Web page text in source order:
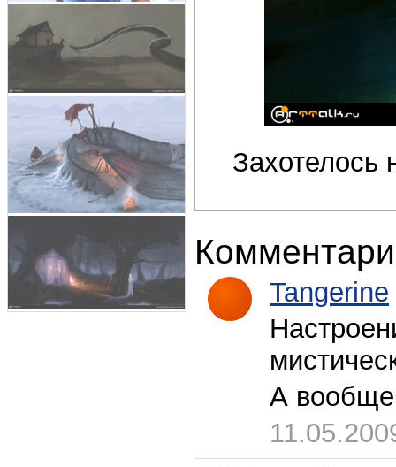
Захотелось
Tangerine
А вообще